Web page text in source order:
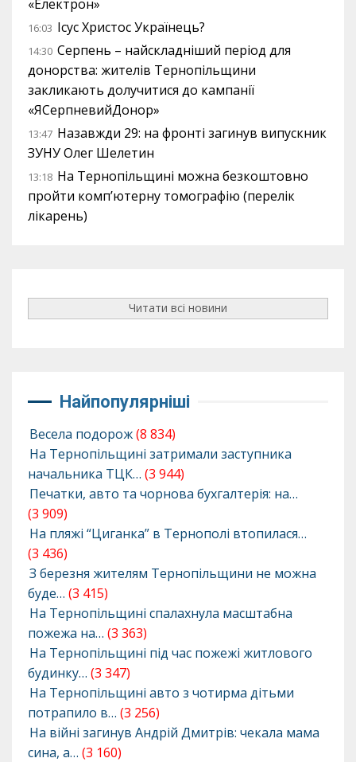
«Електрон»
16:03 Ісус Христос Українець?
14:30 Серпень – найскладніший період для
донорства: жителів Тернопільщини
закликають долучитися до кампанії
«ЯСерпневийДонор»
13:47 Назавжди 29: на фронті загинув випускник
ЗУНУ Олег Шелетин
13:18 На Тернопільщині можна безкоштовно
пройти комп’ютерну томографію (перелік
лікарень)
Читати всі новини
Найпопулярніші
Весела подорож(8 834)
На Тернопільщині затримали заступника
начальника ТЦК… (3 944)
Печатки, авто та чорнова бухгалтерія: на…
(3 909)
На пляжі “Циганка” в Тернополі втопилася…
(3 436)
З березня жителям Тернопільщини не можна
буде… (3 415)
На Тернопільщині спалахнула масштабна
пожежа на… (3 363)
На Тернопільщині під час пожежі житлового
будинку… (3 347)
На Тернопільщині авто з чотирма дітьми
потрапило в… (3 256)
На війні загинув Андрій Дмитрів: чекала мама
сина, а… (3 160)